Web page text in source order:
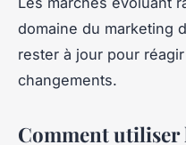
domaine du marketing
rester à jour pour
changements.
Comment utiliser